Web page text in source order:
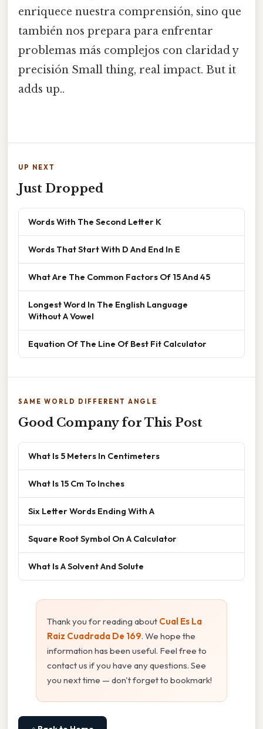
enriquece nuestra comprensión, sino que
también nos prepara para enfrentar
problemas más complejos con claridad y
precisión Small thing, real impact. But it
adds up..
UP NEXT
Just Dropped
Words With The Second Letter K
Words That Start With D And End In E
What Are The Common Factors Of 15 And 45
Longest Word In The English Language
Without A Vowel
Equation Of The Line Of Best Fit Calculator
SAME WORLD DIFFERENT ANGLE
Good Company for This Post
What Is 5 Meters In Centimeters
What Is 15 Cm To Inches
Six Letter Words Ending With A
Square Root Symbol On A Calculator
What Is A Solvent And Solute
Thank you for reading about Cual Es La
Raiz Cuadrada De 169. We hope the
information has been useful. Feel free to
contact us if you have any questions. See
you next time — don't forget to bookmark!